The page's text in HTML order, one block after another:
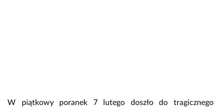
W piątkowy poranek 7 lutego doszło do tragicznego